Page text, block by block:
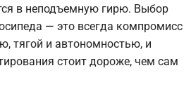
в неподъемную гирю. Выбор
— это всегда компромисс
тягой и автономностью, и
стоит дороже, чем сам